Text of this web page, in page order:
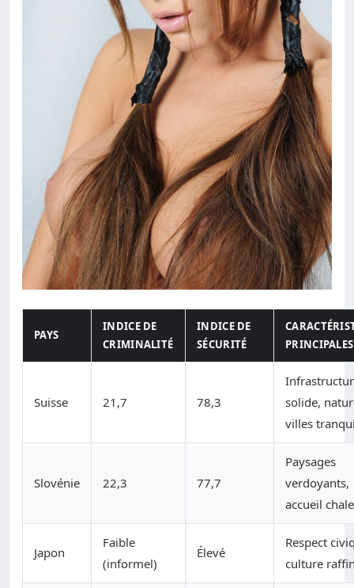
PAYS
INDICE DE
CRIMINALITÉ
INDICE DE
SÉCURITÉ
PRINCIPALES
Suisse 21,7 78,3
solide,
villes
Slovénie 22,3 77,7
Paysages
verdoyants,
accueil
Japon
Faible
(informel)
Élevé
Respect
culture